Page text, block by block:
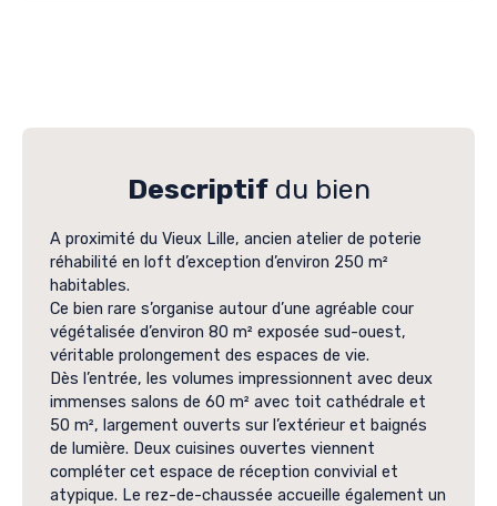
Descriptifdu bien
A proximité du Vieux Lille, ancien atelier de poterie
réhabilité en loft d’exception d’environ 250 m²
habitables.
Ce bien rare s’organise autour d’une agréable cour
végétalisée d’environ 80 m² exposée sud-ouest,
véritable prolongement des espaces de vie.
Dès l’entrée, les volumes impressionnent avec deux
immenses salons de 60 m² avec toit cathédrale et
50 m², largement ouverts sur l’extérieur et baignés
de lumière. Deux cuisines ouvertes viennent
compléter cet espace de réception convivial et
atypique. Le rez-de-chaussée accueille également un